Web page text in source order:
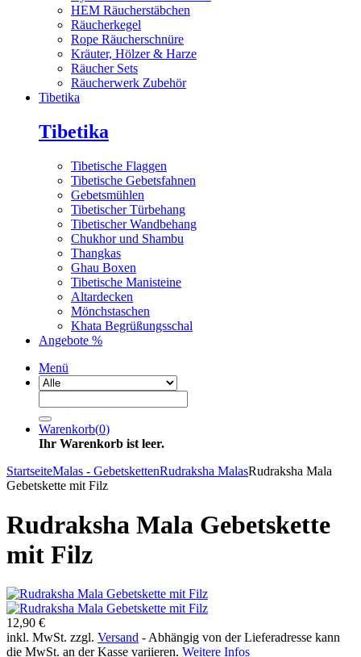
HEM Räucherstäbchen
Räucherkegel
Rope Räucherschnüre
Kräuter, Hölzer & Harze
Räucher Sets
Räucherwerk Zubehör
Tibetika
Tibetika
Tibetische Flaggen
Tibetische Gebetsfahnen
Gebetsmühlen
Tibetischer Türbehang
Tibetischer Wandbehang
Chukhor und Shambu
Thangkas
Ghau Boxen
Tibetische Manisteine
Altardecken
Mönchstaschen
Khata Begrüßungsschal
Angebote %
Menü
Warenkorb(0)
Ihr Warenkorb ist leer.
StartseiteMalas - GebetskettenRudraksha MalasRudraksha Mala
Gebetskette mit Filz
Rudraksha Mala Gebetskette
mit Filz
12,90 €
inkl. MwSt. zzgl. Versand - Abhängig von der Lieferadresse kann
die MwSt. an der Kasse variieren. Weitere Infos